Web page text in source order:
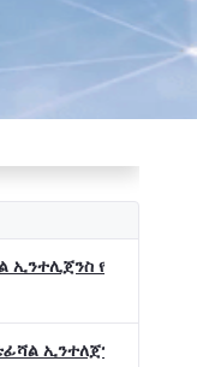
የትብብር
ኢንተለጀንስ ትብብር